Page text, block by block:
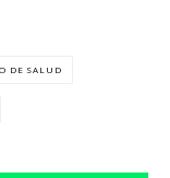
DE SALUD